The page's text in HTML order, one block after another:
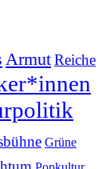
ArmutReiche
Grüne